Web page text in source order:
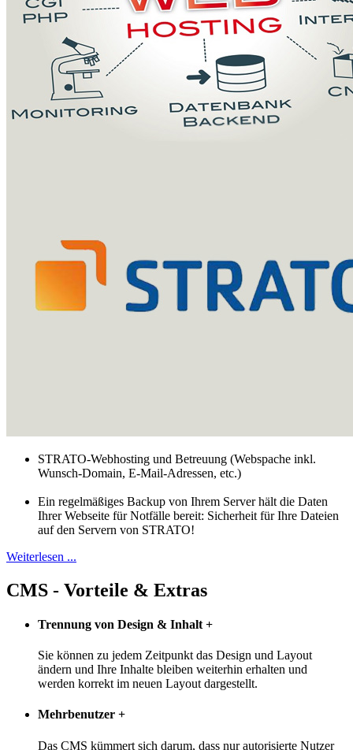
STRATO-Webhosting und Betreuung (Webspache inkl.
Wunsch-Domain, E-Mail-Adressen, etc.)
Ein regelmäßiges Backup von Ihrem Server hält die Daten
Ihrer Webseite für Notfälle bereit: Sicherheit für Ihre Dateien
auf den Servern von STRATO!
Weiterlesen ...
CMS - Vorteile & Extras
Trennung von Design & Inhalt +
Sie können zu jedem Zeitpunkt das Design und Layout
ändern und Ihre Inhalte bleiben weiterhin erhalten und
werden korrekt im neuen Layout dargestellt.
Mehrbenutzer +
Das CMS kümmert sich darum, dass nur autorisierte Nutzer